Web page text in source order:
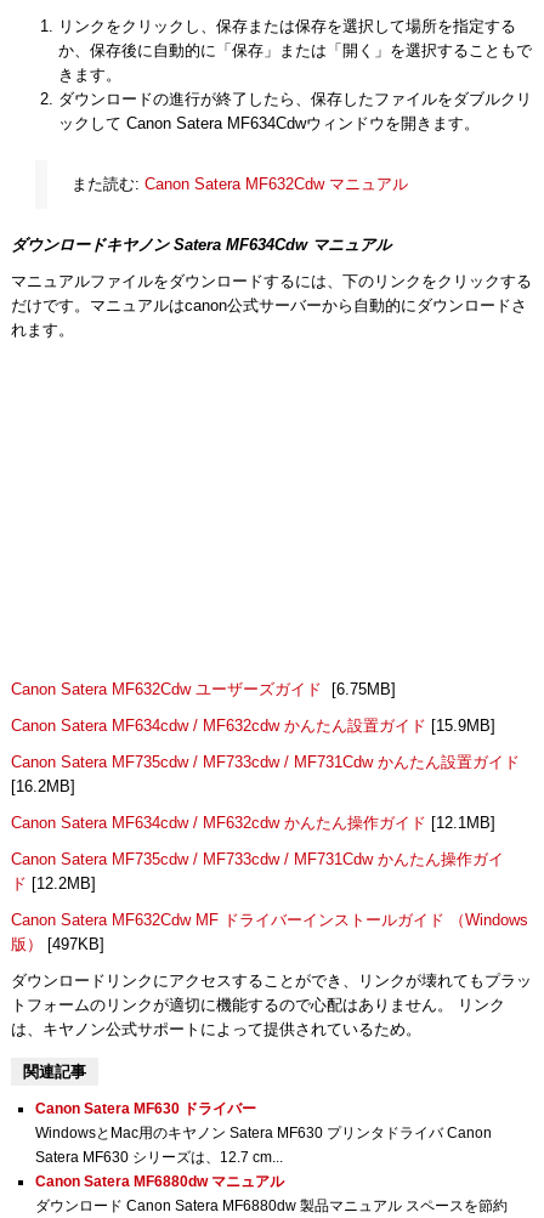
リンクをクリックし、保存または保存を選択して場所を指定する
か、保存後に自動的に「保存」または「開く」を選択することもで
きます。
ダウンロードの進行が終了したら、保存したファイルをダブルクリ
ックして Canon Satera MF634Cdwウィンドウを開きます。
また読む: Canon Satera MF632Cdw マニュアル
ダウンロードキヤノン Satera MF634Cdw マニュアル
マニュアルファイルをダウンロードするには、下のリンクをクリックする
だけです。マニュアルはcanon公式サーバーから自動的にダウンロードさ
れます。
Canon Satera MF632Cdw ユーザーズガイド [6.75MB]
Canon Satera MF634cdw / MF632cdw かんたん設置ガイド [15.9MB]
Canon Satera MF735cdw / MF733cdw / MF731Cdw かんたん設置ガイド
[16.2MB]
Canon Satera MF634cdw / MF632cdw かんたん操作ガイド [12.1MB]
Canon Satera MF735cdw / MF733cdw / MF731Cdw かんたん操作ガイ
ド [12.2MB]
Canon Satera MF632Cdw MF ドライバーインストールガイド （Windows
版）
[497KB]
ダウンロードリンクにアクセスすることができ、リンクが壊れてもプラッ
トフォームのリンクが適切に機能するので心配はありません。 リンク
は、キヤノン公式サポートによって提供されているため。
関連記事
Canon Satera MF630 ドライバー
WindowsとMac用のキヤノン Satera MF630 プリンタドライバ Canon
Satera MF630 シリーズは、12.7 cm...
Canon Satera MF6880dw マニュアル
ダウンロード Canon Satera MF6880dw 製品マニュアル スペースを節約